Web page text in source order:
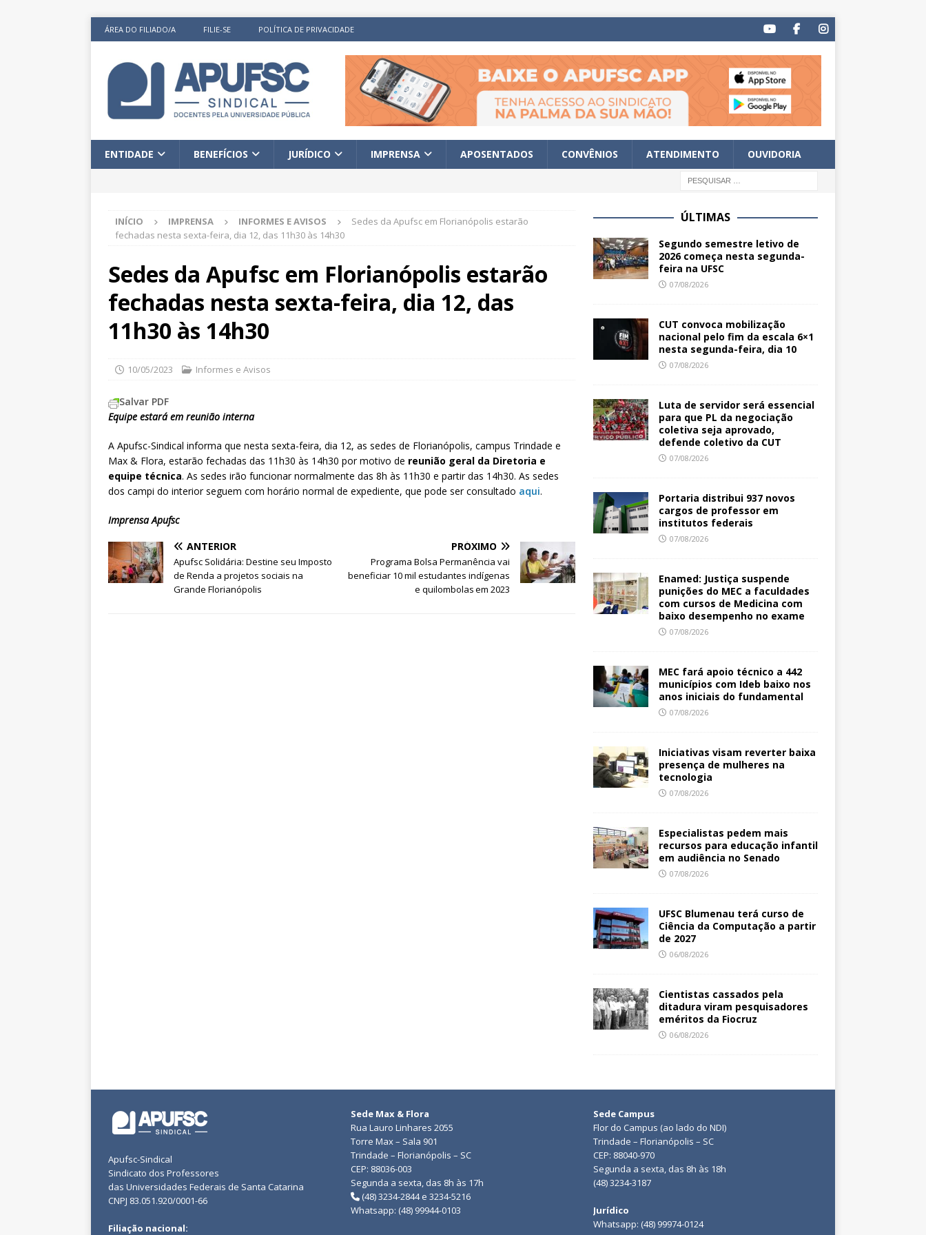
ÁREA DO FILIADO/A FILIE-SE POLÍTICA DE PRIVACIDADE
ENTIDADE BENEFÍCIOS JURÍDICO IMPRENSA APOSENTADOS CONVÊNIOS ATENDIMENTO OUVIDORIA
INÍCIO IMPRENSA INFORMES E AVISOS
Sedes da Apufsc em Florianópolis estarão
fechadas nesta sexta-feira, dia 12, das 11h30 às 14h30
Sedes da Apufsc em Florianópolis estarão
fechadas nesta sexta-feira, dia 12, das
11h30 às 14h30
10/05/2023 Informes e Avisos
Salvar PDF
Equipe estará em reunião interna
A Apufsc-Sindical informa que nesta sexta-feira, dia 12, as sedes de Florianópolis, campus Trindade e
Max & Flora, estarão fechadas das 11h30 às 14h30 por motivo de reunião geral da Diretoria e
equipe técnica. As sedes irão funcionar normalmente das 8h às 11h30 e partir das 14h30. As sedes
dos campi do interior seguem com horário normal de expediente, que pode ser consultado aqui.
Imprensa Apufsc
ANTERIOR
Apufsc Solidária: Destine seu Imposto
de Renda a projetos sociais na
Grande Florianópolis
PRÓXIMO
Programa Bolsa Permanência vai
beneficiar 10 mil estudantes indígenas
e quilombolas em 2023
ÚLTIMAS
Segundo semestre letivo de
2026 começa nesta segunda-
feira na UFSC
07/08/2026
CUT convoca mobilização
nacional pelo fim da escala 6×1
nesta segunda-feira, dia 10
07/08/2026
Luta de servidor será essencial
para que PL da negociação
coletiva seja aprovado,
defende coletivo da CUT
07/08/2026
Portaria distribui 937 novos
cargos de professor em
institutos federais
07/08/2026
Enamed: Justiça suspende
punições do MEC a faculdades
com cursos de Medicina com
baixo desempenho no exame
07/08/2026
MEC fará apoio técnico a 442
municípios com Ideb baixo nos
anos iniciais do fundamental
07/08/2026
Iniciativas visam reverter baixa
presença de mulheres na
tecnologia
07/08/2026
Especialistas pedem mais
recursos para educação infantil
em audiência no Senado
07/08/2026
UFSC Blumenau terá curso de
Ciência da Computação a partir
de 2027
06/08/2026
Cientistas cassados pela
ditadura viram pesquisadores
eméritos da Fiocruz
06/08/2026
Apufsc-Sindical
Sindicato dos Professores
das Universidades Federais de Santa Catarina
CNPJ 83.051.920/0001-66
Filiação nacional:
Sede Max & Flora
Rua Lauro Linhares 2055
Torre Max – Sala 901
Trindade – Florianópolis – SC
CEP: 88036-003
Segunda a sexta, das 8h às 17h
(48) 3234-2844 e 3234-5216
Whatsapp: (48) 99944-0103
Sede Campus
Flor do Campus (ao lado do NDI)
Trindade – Florianópolis – SC
CEP: 88040-970
Segunda a sexta, das 8h às 18h
(48) 3234-3187
Jurídico
Whatsapp: (48) 99974-0124